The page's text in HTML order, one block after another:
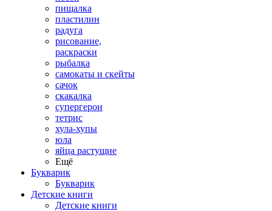
пищалка
пластилин
радуга
рисование,
раскраски
рыбалка
самокаты и скейты
сачок
скакалка
супергерои
тетрис
хула-хупы
юла
яйца растущие
Ещё
Букварик
Букварик
Детские книги
Детские книги